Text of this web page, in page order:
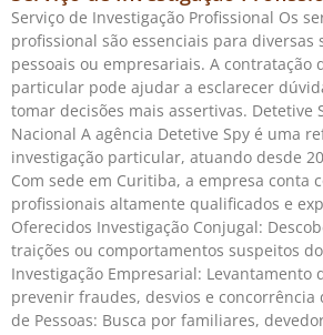
Serviço de Investigação Profissional Os
profissional são essenciais para diversas
pessoais ou empresariais. A contratação
particular pode ajudar a esclarecer
tomar decisões mais assertivas. Detetive
Nacional A agência Detetive Spy é uma
investigação particular, atuando desde
Com sede em Curitiba, a empresa conta
profissionais altamente qualificados e
Oferecidos Investigação Conjugal:
traições ou comportamentos suspeitos
Investigação Empresarial: Levantamento
prevenir fraudes, desvios e concorrência
de Pessoas: Busca por familiares,